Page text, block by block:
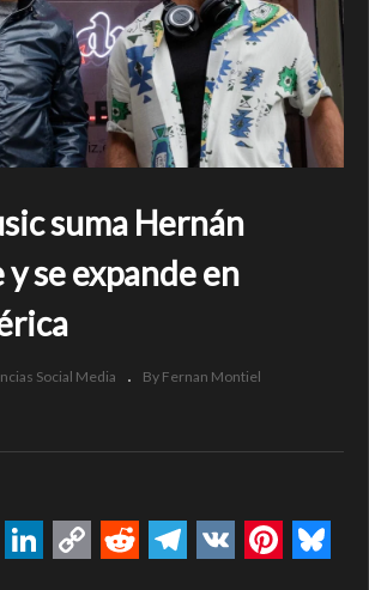
suma Hernán
se expande en
Social Media
By Fernan Montiel